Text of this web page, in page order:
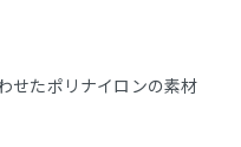
せたポリナイロンの素材